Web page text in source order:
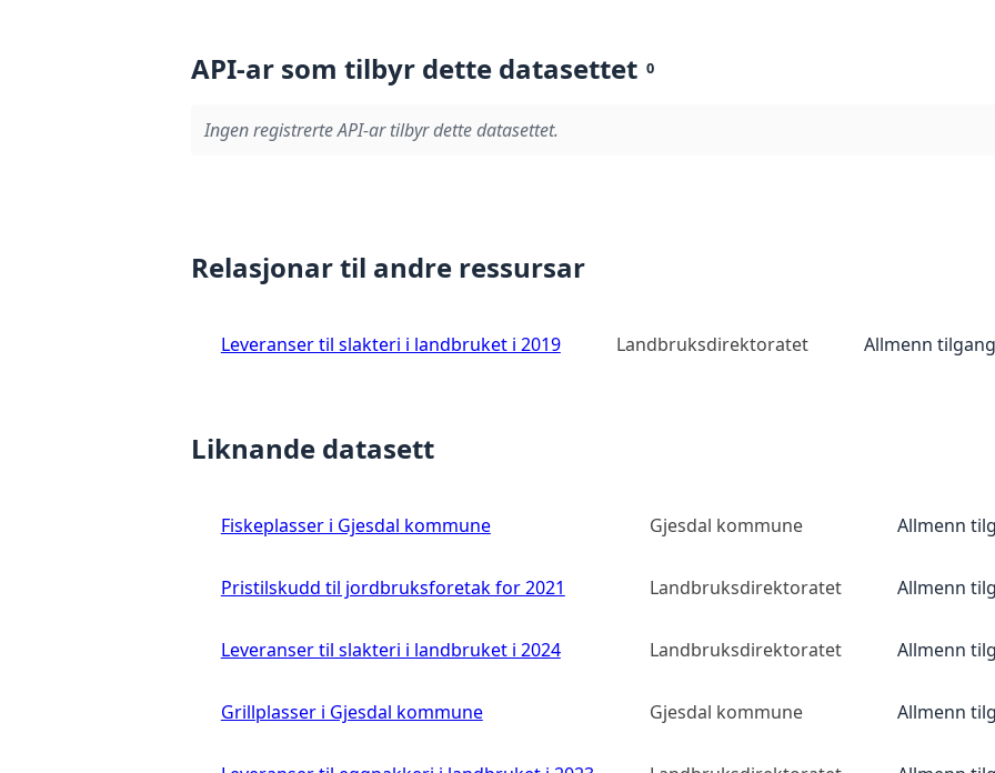
API-ar som tilbyr dette datasettet 0
Ingen registrerte API-ar tilbyr dette datasettet.
Relasjonar til andre ressursar
Leveranser til slakteri i landbruket i 2019 Landbruksdirektoratet Allmenn tilgang
Liknande datasett
Fiskeplasser i Gjesdal kommune Gjesdal kommune Allmenn
Pristilskudd til jordbruksforetak for 2021 Landbruksdirektoratet Allmenn
Leveranser til slakteri i landbruket i 2024 Landbruksdirektoratet Allmenn
Grillplasser i Gjesdal kommune Gjesdal kommune Allmenn